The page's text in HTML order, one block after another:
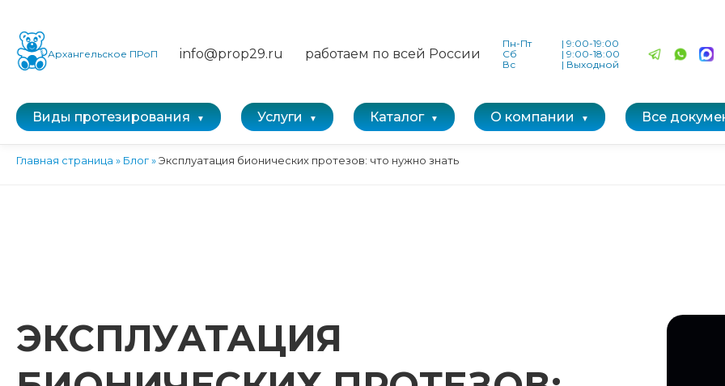
Архангельское ПРоП info@prop29.ru работаем по всей России
Пн-Пт | 9:00-19:00
Сб
| 9:00-18:00
Вс
| Выходной
Виды протезирования Услуги Каталог О компании Все
Главная страница » Блог»Эксплуатация бионических протезов: что нужно знать
ЭКСПЛУАТАЦИЯ